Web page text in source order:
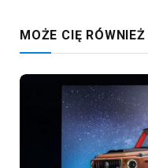
MOŻE CIĘ RÓWNIEŻ